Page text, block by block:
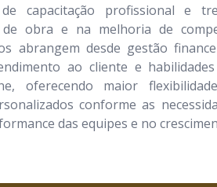
capacitação profissional e
obra e na melhoria de
abrangem desde gestão
ao cliente e
oferecendo maior
conforme as
das equipes e no